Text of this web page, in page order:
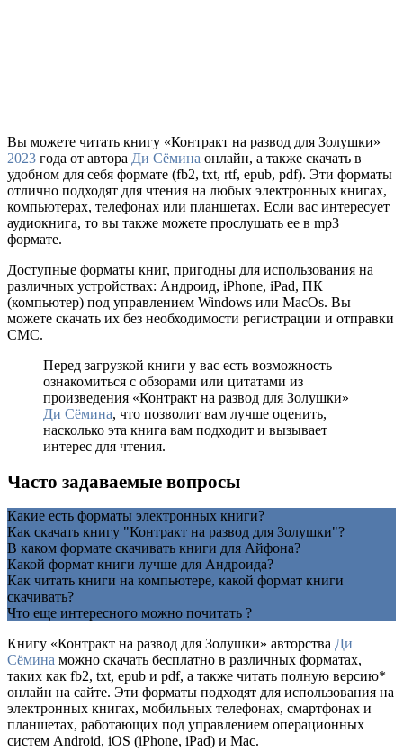
Вы можете читать книгу «Контракт на развод для Золушки»
2023 года от автора Ди Сёмина онлайн, а также скачать в
удобном для себя формате (fb2, txt, rtf, epub, pdf). Эти форматы
отлично подходят для чтения на любых электронных книгах,
компьютерах, телефонах или планшетах. Если вас интересует
аудиокнига, то вы также можете прослушать ее в mp3
формате.
Доступные форматы книг, пригодны для использования на
различных устройствах: Андроид, iPhone, iPad, ПК
(компьютер) под управлением Windows или MacOs. Вы
можете скачать их без необходимости регистрации и отправки
СМС.
Перед загрузкой книги у вас есть возможность
ознакомиться с обзорами или цитатами из
произведения «Контракт на развод для Золушки»
Ди Сёмина, что позволит вам лучше оценить,
насколько эта книга вам подходит и вызывает
интерес для чтения.
Часто задаваемые вопросы
Какие есть форматы электронных книги?
Как скачать книгу "Контракт на развод для Золушки"?
В каком формате скачивать книги для Айфона?
Какой формат книги лучше для Андроида?
Как читать книги на компьютере, какой формат книги
скачивать?
Что еще интересного можно почитать ?
Книгу «Контракт на развод для Золушки» авторства Ди
Сёмина можно скачать бесплатно в различных форматах,
таких как fb2, txt, epub и pdf, а также читать полную версию*
онлайн на сайте. Эти форматы подходят для использования на
электронных книгах, мобильных телефонах, смартфонах и
планшетах, работающих под управлением операционных
систем Android, iOS (iPhone, iPad) и Mac.